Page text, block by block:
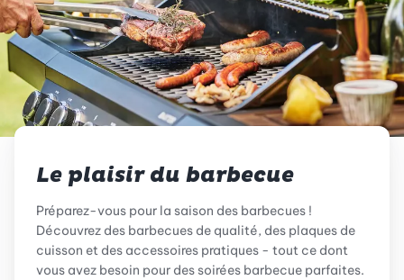
Le plaisir du barbecue
Préparez-vous pour la saison des barbecues !
Découvrez des barbecues de qualité, des plaques de
cuisson et des accessoires pratiques - tout ce dont
vous avez besoin pour des soirées barbecue parfaites.